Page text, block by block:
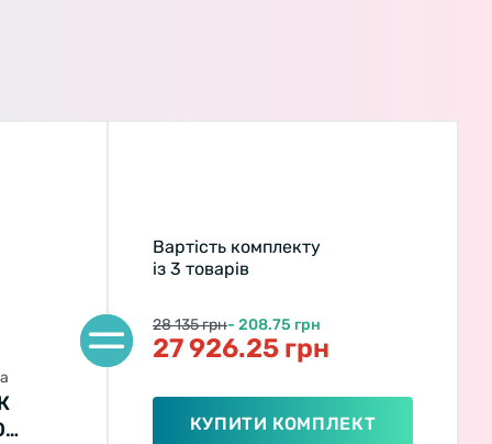
Вартість комплекту
із 3 товарів
28 135 грн- 208.75 грн
27 926.25 грн
КУПИТИ КОМПЛЕКТ